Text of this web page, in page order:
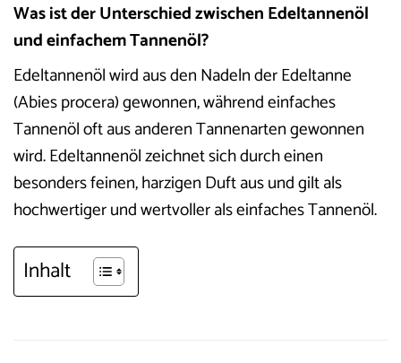
Was ist der Unterschied zwischen Edeltannenöl
und einfachem Tannenöl?
Edeltannenöl wird aus den Nadeln der Edeltanne
(Abies procera) gewonnen, während einfaches
Tannenöl oft aus anderen Tannenarten gewonnen
wird. Edeltannenöl zeichnet sich durch einen
besonders feinen, harzigen Duft aus und gilt als
hochwertiger und wertvoller als einfaches Tannenöl.
Inhalt